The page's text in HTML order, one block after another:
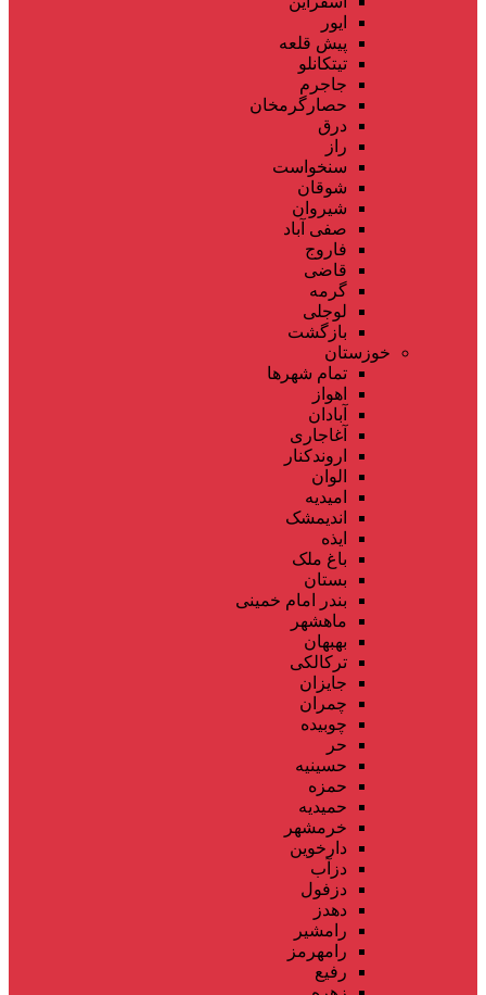
ایور
پیش قلعه
تیتکانلو
جاجرم
حصارگرمخان
درق
راز
سنخواست
شوقان
شیروان
صفی آباد
فاروج
قاضی
گرمه
لوجلی
بازگشت
خوزستان
تمام شهر‌ها
اهواز
آبادان
آغاجاری
اروندکنار
الوان
امیدیه
اندیمشک
ایذه
باغ ملک
بستان
بندر امام خمینی
ماهشهر
بهبهان
ترکالکی
جایزان
چمران
چوبیده
حر
حسینیه
حمزه
حمیدیه
خرمشهر
دارخوین
دزآب
دزفول
دهدز
رامشیر
رامهرمز
رفیع